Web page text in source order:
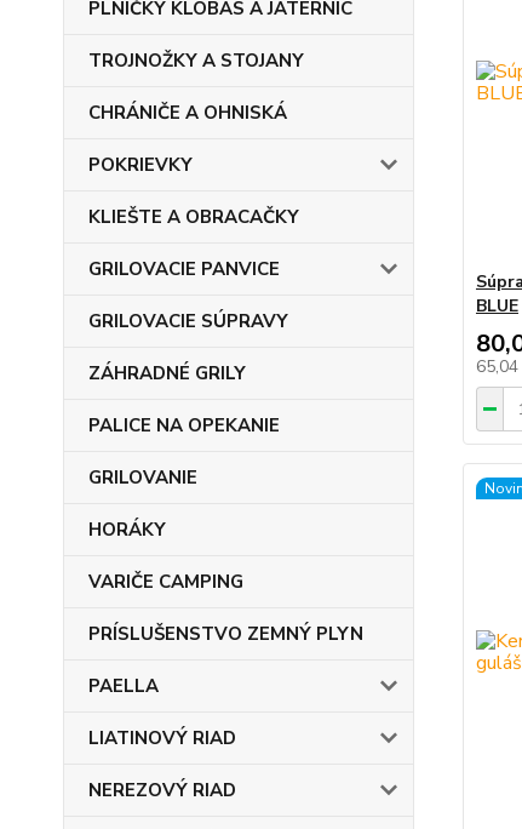
PLNIČKY KLOBÁS A JATERNÍC
TROJNOŽKY A STOJANY
CHRÁNIČE A OHNISKÁ
POKRIEVKY
KLIEŠTE A OBRACAČKY
GRILOVACIE PANVICE
GRILOVACIE SÚPRAVY
ZÁHRADNÉ GRILY
PALICE NA OPEKANIE
GRILOVANIE
HORÁKY
VARIČE CAMPING
PRÍSLUŠENSTVO ZEMNÝ PLYN
PAELLA
LIATINOVÝ RIAD
NEREZOVÝ RIAD
BLUE
65,04